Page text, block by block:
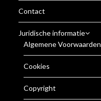
Contact
Juridische informatie
Algemene Voorwaarden
Cookies
Copyright